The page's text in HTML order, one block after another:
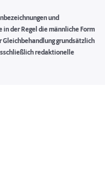
und
der Regel die männliche Form
Gleichbehandlung grundsätzlich
redaktionelle